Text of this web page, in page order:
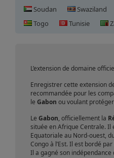
Soudan
Swaziland
Togo
Tunisie
en Gabon
L’extension de domaine
Enregistrer cette extension
recommandée pour les
le Gabon ou voulant
Le Gabon, officiellement la
située en Afrique Centrale. Il
Equatoriale au Nord-ouest,
Congo à l’Est. Il est bordé
Il a gagné son indépendance